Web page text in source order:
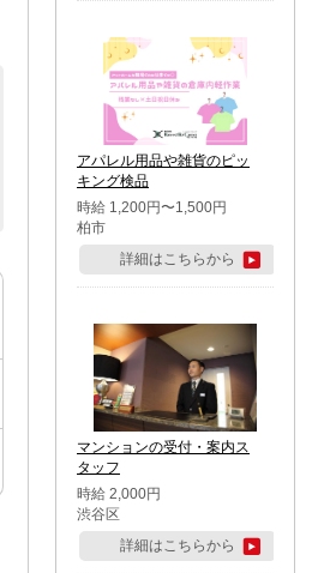
アパレル用品や雑貨のピッ
キング検品
時給 1,200円〜1,500円
柏市
詳細はこちらから
マンションの受付・案内ス
タッフ
時給 2,000円
渋谷区
詳細はこちらから